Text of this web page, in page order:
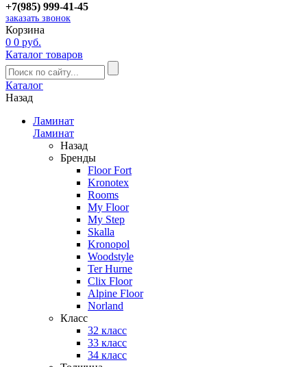
+7(985) 999-41-45
заказать звонок
Корзина
0 0 руб.
Каталог товаров
Каталог
Назад
Ламинат
Ламинат
Назад
Бренды
Floor Fort
Kronotex
Rooms
My Floor
My Step
Skalla
Kronopol
Woodstyle
Ter Hurne
Clix Floor
Alpine Floor
Norland
Класс
32 класс
33 класс
34 класс